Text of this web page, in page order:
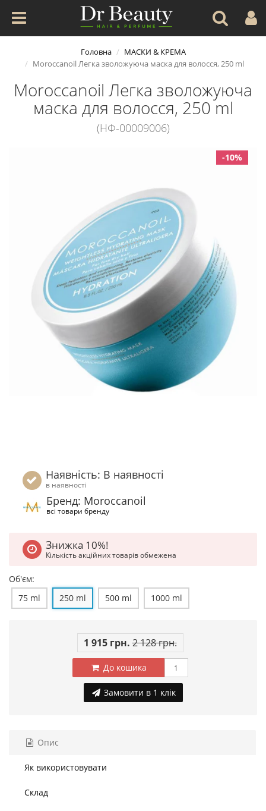
Головна
МАСКИ & КРЕМА
Moroccanoil Легка зволожуюча маска для волосся, 250 ml
Moroccanoil Легка зволожуюча
маска для волосся, 250 ml
(НФ-00009006)
-10%
Наявність: В наявності
в наявності
Бренд: Moroccanoil
всі товари бренду
Знижка 10%!
Кількість акційних товарів обмежена
Об'єм:
75 ml
250 ml 500 ml 1000 ml
1 915 грн. 2 128 грн.
До кошика
Замовити в 1 клік
Опис
Як використовувати
Склад